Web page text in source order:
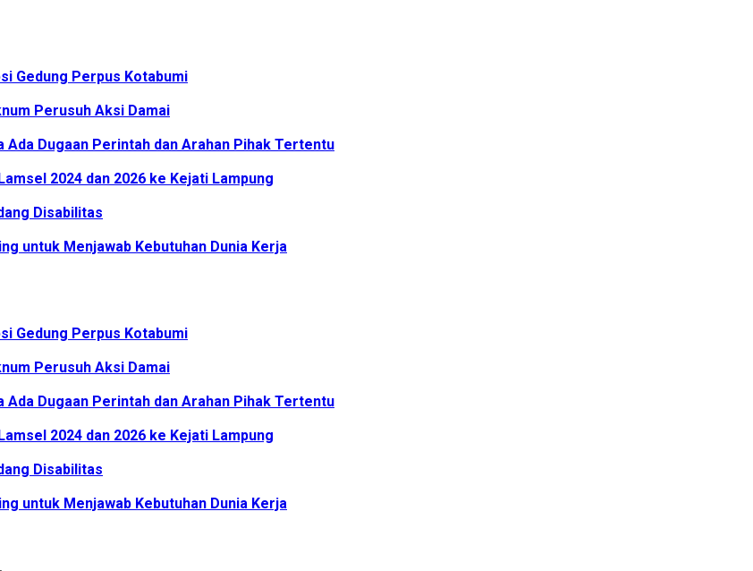
Gedung Perpus Kotabumi
Perusuh Aksi Damai
Ada Dugaan Perintah dan Arahan Pihak Tertentu
2024 dan 2026 ke Kejati Lampung
Disabilitas
untuk Menjawab Kebutuhan Dunia Kerja
Gedung Perpus Kotabumi
Perusuh Aksi Damai
Ada Dugaan Perintah dan Arahan Pihak Tertentu
2024 dan 2026 ke Kejati Lampung
Disabilitas
untuk Menjawab Kebutuhan Dunia Kerja